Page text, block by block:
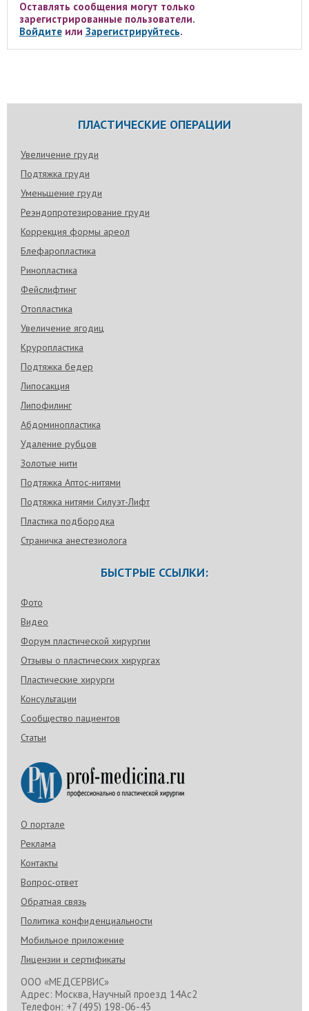
Оставлять сообщения могут только
зарегистрированные пользователи.
Войдитеили Зарегистрируйтесь.
ПЛАСТИЧЕСКИЕ ОПЕРАЦИИ
Увеличение груди
Подтяжка груди
Уменьшение груди
Реэндопротезирование груди
Коррекция формы ареол
Блефаропластика
Ринопластика
Фейслифтинг
Отопластика
Увеличение ягодиц
Круропластика
Подтяжка бедер
Липосакция
Липофилинг
Абдоминопластика
Удаление рубцов
Золотые нити
Подтяжка Аптос-нитями
Подтяжка нитями Силуэт-Лифт
Пластика подбородка
Страничка анестезиолога
БЫСТРЫЕ ССЫЛКИ:
Фото
Видео
Форум пластической хирургии
Отзывы о пластических хирургах
Пластические хирурги
Консультации
Сообщество пациентов
Статьи
О портале
Реклама
Контакты
Вопрос-ответ
Обратная связь
Политика конфиденциальности
Мобильное приложение
Лицензии и сертификаты
ООО «МЕДСЕРВИС»
Адрес: Москва, Научный проезд 14Ас2
Телефон: +7 (495) 198-06-43